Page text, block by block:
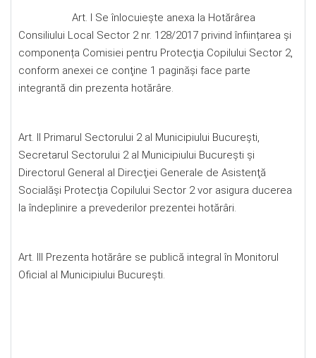
Art. I Se înlocuieşte anexa la Hotărârea
Consiliului Local Sector 2 nr. 128/2017 privind înființarea și
componența Comisiei pentru Protecţia Copilului Sector 2,
conform anexei ce conţine 1 paginăşi face parte
integrantă din prezenta hotărâre.
Art. II Primarul Sectorului 2 al Municipiului Bucureşti,
Secretarul Sectorului 2 al Municipiului Bucureşti şi
Directorul General al Direcţiei Generale de Asistenţă
Socialăşi Protecţia Copilului Sector 2 vor asigura ducerea
la îndeplinire a prevederilor prezentei hotărâri.
Art. III Prezenta hotărâre se publică integral în Monitorul
Oficial al Municipiului Bucureşti.